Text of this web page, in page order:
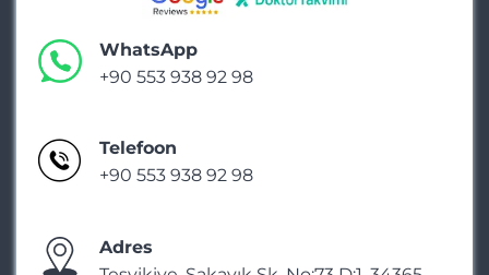
WhatsApp
+90 553 938 92 98
Telefoon
+90 553 938 92 98
Adres